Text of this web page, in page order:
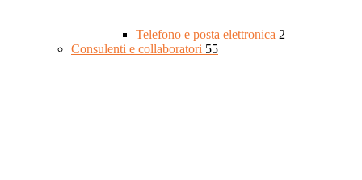
Telefono e posta elettronica 2
Consulenti e collaboratori 55